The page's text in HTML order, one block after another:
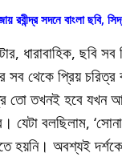
রবীন্দ্র সদনে বাংলা ছবি,
ধারাবাহিক, ছবি সব
থেকে প্রিয় চরিত্র
তো তখনই হবে যখন
যেটা বলছিলাম,
হয়নি। অবশ্যই